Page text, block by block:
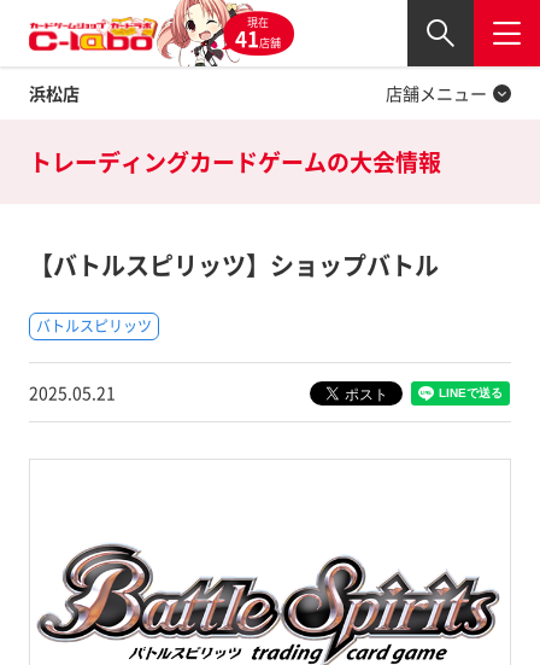
現在
41店舗
浜松店
閉じる
店舗メニュー
Twitter
トレーディングカードゲームの大会情報
【バトルスピリッツ】ショップバトル
バトルスピリッツ
2025.05.21